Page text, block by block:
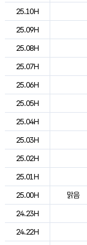
25.10H
25.09H
25.08H
25.07H
25.06H
25.05H
25.04H
25.03H
25.02H
25.01H
25.00H
맑음
24.23H
24.22H